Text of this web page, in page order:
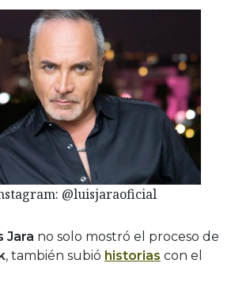
@luisjaraoficial
Jara no solo mostró el proceso de
, también subió historias con el